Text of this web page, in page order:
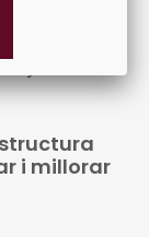
es crea el
i la
horitzó
i millorar